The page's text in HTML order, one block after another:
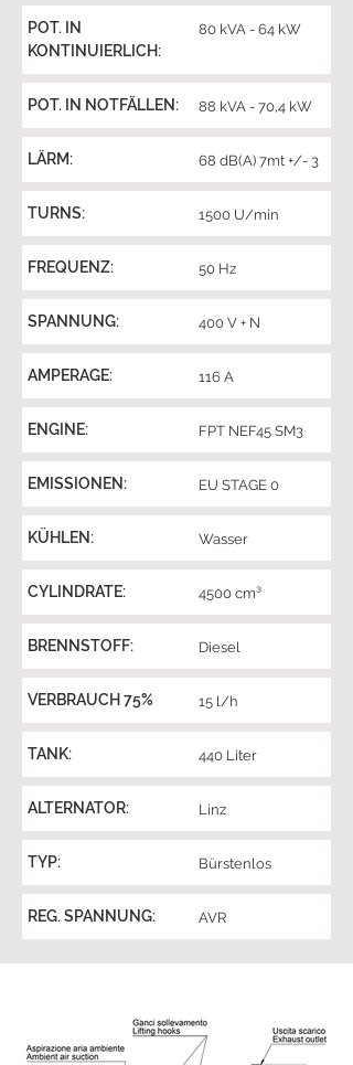
POT. IN
KONTINUIERLICH:
80 kVA - 64 kW
POT. IN NOTFÄLLEN: 88 kVA - 70,4 kW
LÄRM: 68 dB(A) 7mt +/- 3
TURNS: 1500 U/min
FREQUENZ: 50 Hz
SPANNUNG: 400 V + N
AMPERAGE: 116 A
ENGINE: FPT NEF45 SM3
EMISSIONEN: EU STAGE 0
KÜHLEN: Wasser
CYLINDRATE: 4500 cm³
BRENNSTOFF: Diesel
VERBRAUCH 75% 15 l/h
TANK: 440 Liter
ALTERNATOR: Linz
TYP: Bürstenlos
REG. SPANNUNG: AVR